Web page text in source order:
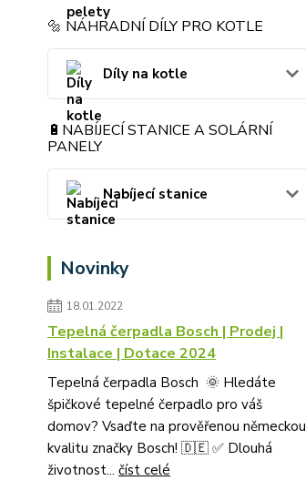
🔩 NÁHRADNÍ DÍLY PRO KOTLE
Díly na kotle
🔋NABÍJECÍ STANICE A SOLÁRNÍ
PANELY
Nabíjecí stanice
Novinky
18.01.2022
Tepelná čerpadla Bosch | Prodej |
Instalace | Dotace 2024
Tepelná čerpadla Bosch 🌞 Hledáte
špičkové tepelné čerpadlo pro váš
domov? Vsaďte na prověřenou německou
kvalitu značky Bosch! 🇩🇪 ✅ Dlouhá
životnost... číst celé